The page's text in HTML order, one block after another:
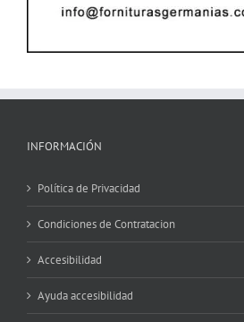
INFORMACIÓN
Política de Privacidad
Condiciones de Contratacion
Accesibilidad
Ayuda accesibilidad